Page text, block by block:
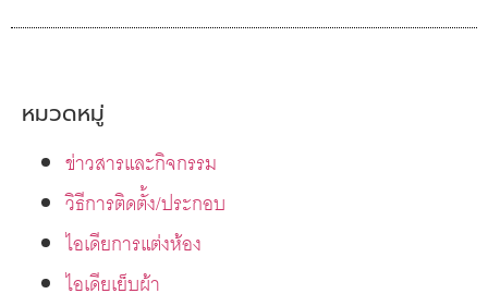
หมวดหมู่
ข่าวสารและกิจกรรม
วิธีการติดตั้ง/ประกอบ
ไอเดียการแต่งห้อง
ไอเดียเย็บผ้า